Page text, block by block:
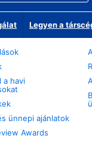
Legyen a
a havi
ünnepi ajánlatok
Awards